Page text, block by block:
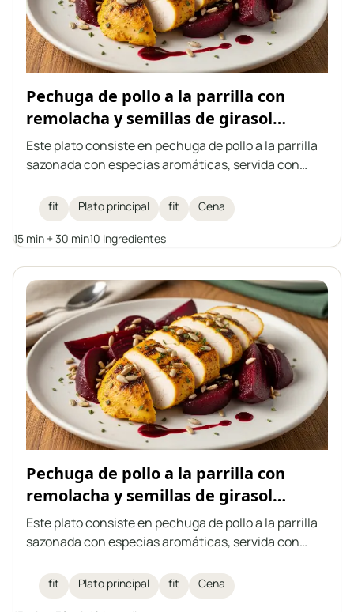
Pechuga de pollo a la parrilla con
remolacha y semillas de girasol
tostadas
Este plato consiste en pechuga de pollo a la parrilla
sazonada con especias aromáticas, servida con
con vinagre balsámico de frambuesa. Una comida
fitness ideal que combina un alto contenido de
proteínas con la ligereza de las verduras y el
fit Plato principal fit Cena
15 min + 30 min10 Ingredientes
Pechuga de pollo a la parrilla con
remolacha y semillas de girasol
tostadas
Este plato consiste en pechuga de pollo a la parrilla
sazonada con especias aromáticas, servida con
con vinagre balsámico de frambuesa. Una comida
fitness ideal que combina un alto contenido de
fit Plato principal fit Cena